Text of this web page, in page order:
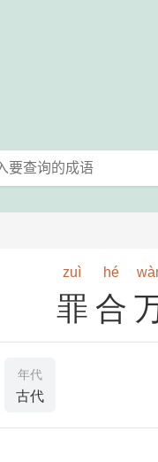
zuì hé
罪合
年代
古代